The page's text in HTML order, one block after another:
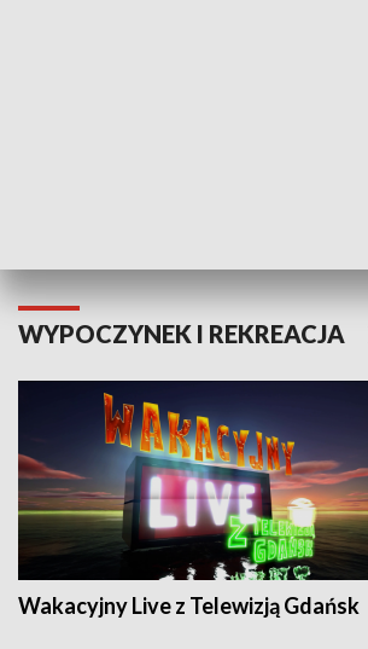
WYPOCZYNEK I REKREACJA
Wakacyjny Live z Telewizją Gdańsk